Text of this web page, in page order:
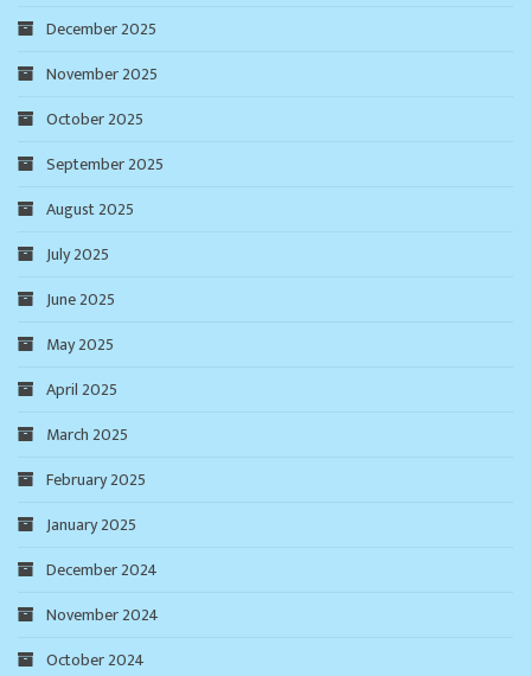
December 2025
November 2025
October 2025
September 2025
August 2025
July 2025
June 2025
May 2025
April 2025
March 2025
February 2025
January 2025
December 2024
November 2024
October 2024